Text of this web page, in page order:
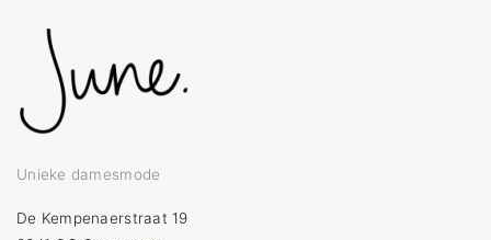
Unieke damesmode
De Kempenaerstraat 19